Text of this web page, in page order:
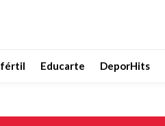
fértil Educarte DeporHits